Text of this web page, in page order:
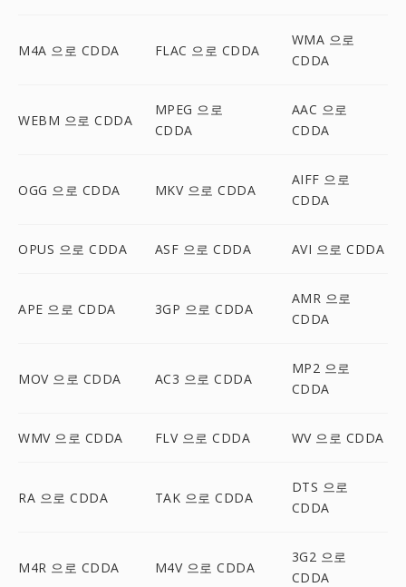
M4A 으로 CDDA FLAC 으로 CDDA
WMA 으로
CDDA
WEBM 으로 CDDA
MPEG 으로
CDDA
AAC 으로
CDDA
OGG 으로 CDDA MKV 으로 CDDA
AIFF 으로
CDDA
OPUS 으로 CDDA ASF 으로 CDDA AVI 으로 CDDA
APE 으로 CDDA 3GP 으로 CDDA
AMR 으로
CDDA
MOV 으로 CDDA AC3 으로 CDDA
MP2 으로
CDDA
WMV 으로 CDDA FLV 으로 CDDA WV 으로 CDDA
RA 으로 CDDA TAK 으로 CDDA
DTS 으로
CDDA
M4R 으로 CDDA M4V 으로 CDDA
3G2 으로
CDDA